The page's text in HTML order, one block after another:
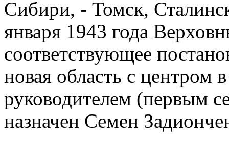
Сибири, - Томск,
января 1943 года
соответствующее
новая область с центром
руководителем (первым
назначен Семен